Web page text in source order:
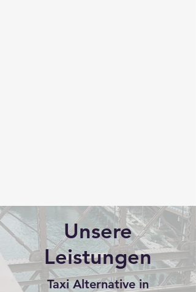
Unsere
Leistungen
Taxi Alternative in